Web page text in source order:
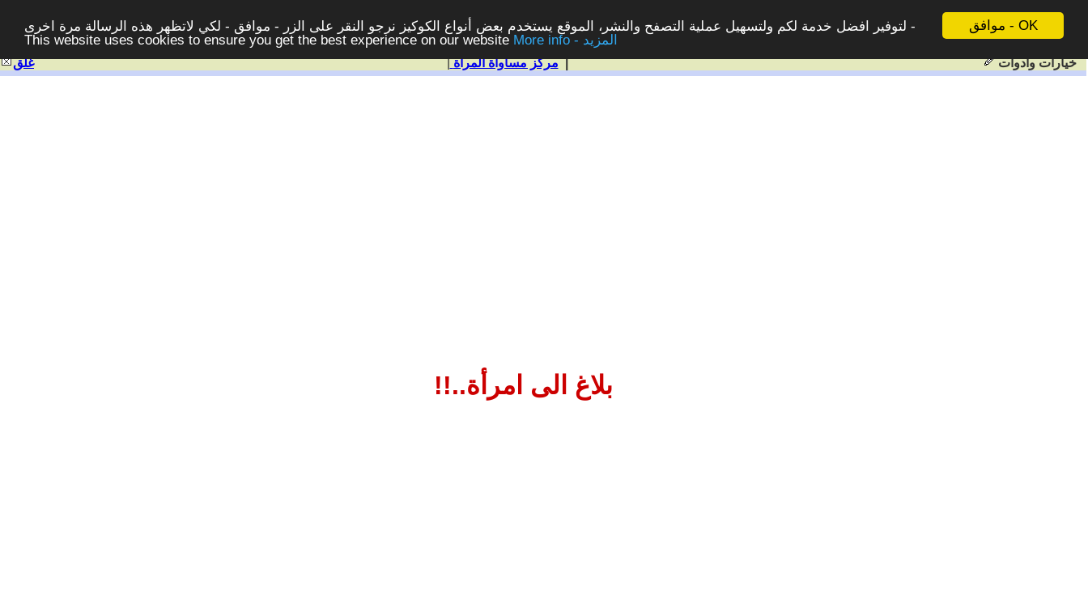
موافق - OK
لتوفير افضل خدمة لكم ولتسهيل عملية التصفح والنشر، الموقع يستخدم بعض أنواع الكوكيز نرجو النقر على الزر - موافق - لكي لاتظهر هذه الرسالة مرة اخرى -
This website uses cookies to ensure you get the best experience on our website
More info - المزيد
غلق | مركز مساواة المرأة| خيارات وادوات
بلاغ الى امرأة..!!